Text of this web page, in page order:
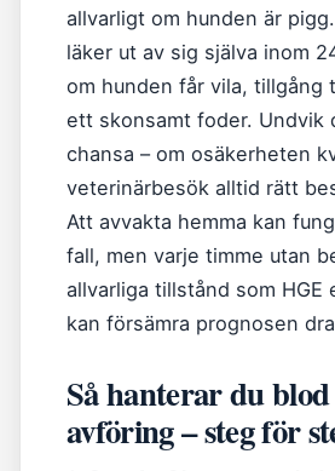
allvarligt om hunden är
läker ut av sig själva inom
om hunden får vila, tillgång
ett skonsamt foder. Undvik
chansa – om osäkerheten
veterinärbesök alltid rätt
Att avvakta hemma kan
fall, men varje timme utan
allvarliga tillstånd som HGE
kan försämra prognosen
Så hanterar du
avföring – steg för